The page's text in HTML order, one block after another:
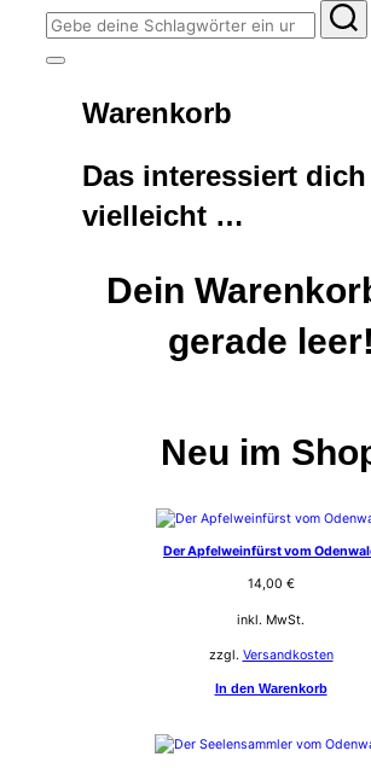
Suchen
nach:
Seitenleiste
Navigation
umschalten
Warenkorb
Das interessiert dich
vielleicht …
Dein
gerade leer!
Neu im
Der Apfelweinfürst vom
14,00 €
inkl. MwSt.
zzgl. Versandkosten
In den Warenkorb